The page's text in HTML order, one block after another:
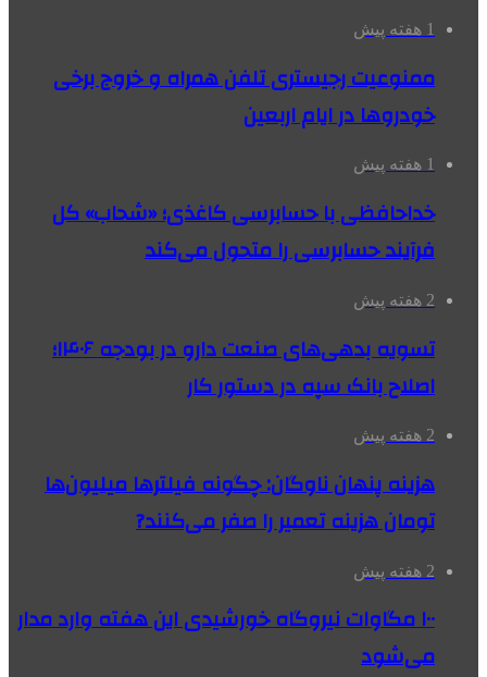
1 هفته پیش
ممنوعیت رجیستری تلفن همراه و خروج برخی
خودروها در ایام اربعین
1 هفته پیش
خداحافظی با حسابرسی کاغذی؛ «شحاب» کل
فرآیند حسابرسی را متحول می‌کند
2 هفته پیش
تسویه بدهی‌های صنعت دارو در بودجه ۱۴۰۶؛
اصلاح بانک سپه در دستور کار
2 هفته پیش
هزینه پنهان ناوگان: چگونه فیلترها میلیون‌ها
تومان هزینه تعمیر را صفر می‌کنند?
2 هفته پیش
۱۰۰ مگاوات نیروگاه‌ خورشیدی این هفته وارد مدار
می‌شود